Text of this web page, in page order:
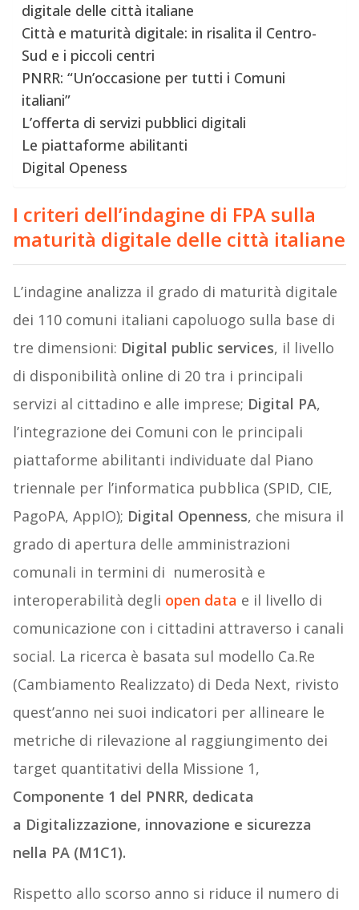
digitale delle città italiane
Città e maturità digitale: in risalita il Centro-
Sud e i piccoli centri
PNRR: “Un’occasione per tutti i Comuni
italiani”
L’offerta di servizi pubblici digitali
Le piattaforme abilitanti
Digital Openess
I criteri dell’indagine di FPA sulla
maturità digitale delle città italiane
L’indagine analizza il grado di maturità digitale
dei 110 comuni italiani capoluogo sulla base di
tre dimensioni: Digital public services, il livello
di disponibilità online di 20 tra i principali
servizi al cittadino e alle imprese; Digital PA,
l’integrazione dei Comuni con le principali
piattaforme abilitanti individuate dal Piano
triennale per l’informatica pubblica (SPID, CIE,
PagoPA, AppIO); Digital Openness, che misura il
grado di apertura delle amministrazioni
comunali in termini di numerosità e
interoperabilità degli open data e il livello di
comunicazione con i cittadini attraverso i canali
social. La ricerca è basata sul modello Ca.Re
(Cambiamento Realizzato) di Deda Next, rivisto
quest’anno nei suoi indicatori per allineare le
metriche di rilevazione al raggiungimento dei
target quantitativi della Missione 1,
Componente 1 del PNRR, dedicata
a Digitalizzazione, innovazione e sicurezza
nella PA (M1C1).
Rispetto allo scorso anno si riduce il numero di